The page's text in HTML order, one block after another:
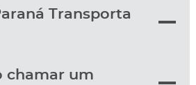
Transporta
chamar um